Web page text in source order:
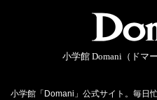
小学館 Domani（ドマ
小学館「Domani」公式サイト。毎日